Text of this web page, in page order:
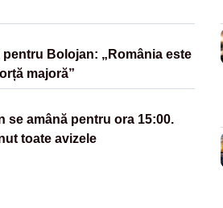
pentru Bolojan: „România este
majoră”
se amână pentru ora 15:00.
toate avizele